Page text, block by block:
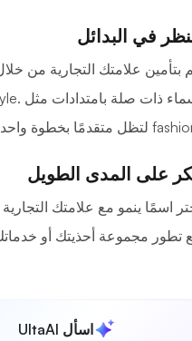
في البدائل
بتأمين علامتك التجارية من
على المدى الطويل
اسمًا ينمو مع علامتك
تطور مجموعة أحذيتك أو
اسأل UltaAI